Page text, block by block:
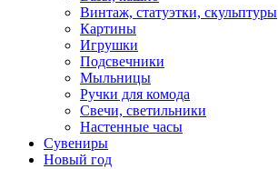
Винтаж, статуэтки, скульптуры
Картины
Игрушки
Подсвечники
Мыльницы
Ручки для комода
Свечи, светильники
Настенные часы
Сувениры
Новый год